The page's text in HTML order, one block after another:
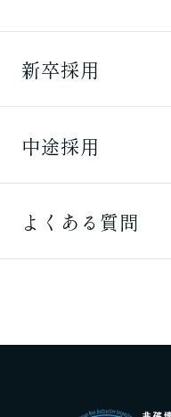
新卒採用
中途採用
よくある質問